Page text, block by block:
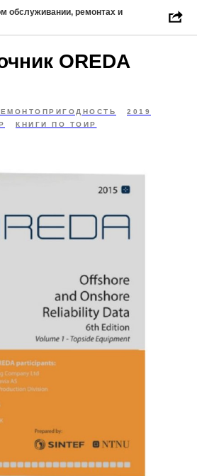
обслуживании, ремонтах и
OREDA
2019
КНИГИ ПО ТОИР